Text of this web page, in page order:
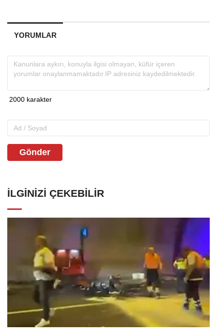
YORUMLAR
Gönder
İLGINIZI ÇEKEBILIR